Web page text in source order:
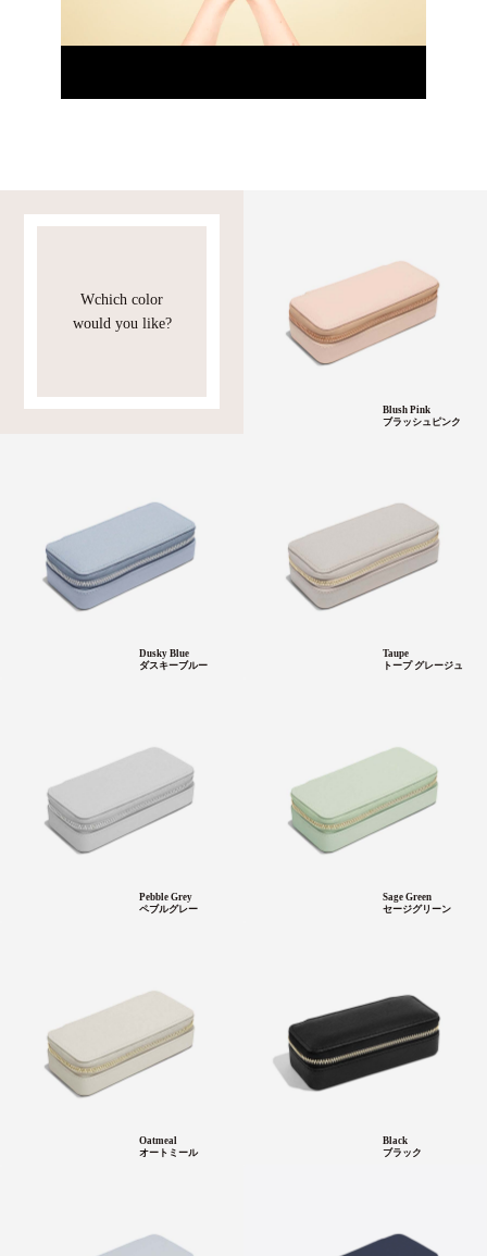
Wchich color
would you like?
Blush Pink
ブラッシュピンク
Dusky Blue
ダスキーブルー
Taupe
トープ グレージュ
Pebble Grey
ペブルグレー
Sage Green
セージグリーン
Oatmeal
オートミール
Black
ブラック